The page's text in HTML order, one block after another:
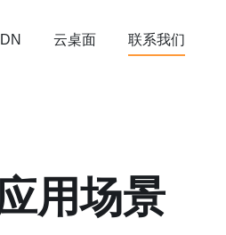
云桌面 联系我们
用场景